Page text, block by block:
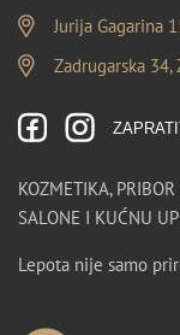
Jurija Gagarina
Zadrugarska 34,
KOZMETIKA,
SALONE I KUĆNU
Lepota nije samo